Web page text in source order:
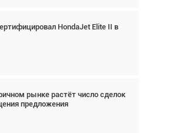
HondaJet Elite II в
рынке растёт число сделок
предложения
Дэйв Кох: «Фотография
себя... а ИИ всё портит»
поставок сохраняются